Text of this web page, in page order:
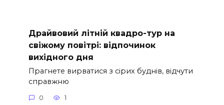
Драйвовий літній квадро-тур на
свіжому повітрі: відпочинок
вихідного дня
Прагнете вирватися з сірих буднів, відчути
справжню
0 1